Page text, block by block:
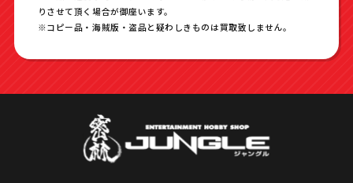
りさせて頂く場合が御座います。
※コピー品・海賊版・盗品と疑わしきものは買取致しません。